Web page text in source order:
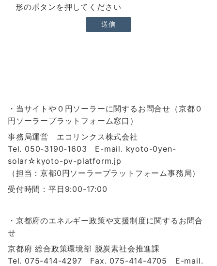
形のボタンを押してください
・当サイトや０円ソーラーに関するお問合せ（京都０
円ソーラープラットフォーム窓口）
事務局運営 エコリンクス株式会社
Tel. 050-3190-1603 E-mail. kyoto-0yen-
solar☆kyoto-pv-platform.jp
（担当：京都0円ソーラープラットフォーム事務局）
受付時間：平日9:00-17:00
・京都府のエネルギー政策や支援制度に関するお問合
せ
京都府 総合政策環境部 脱炭素社会推進課
Tel. 075-414-4297 Fax. 075-414-4705 E-mail.